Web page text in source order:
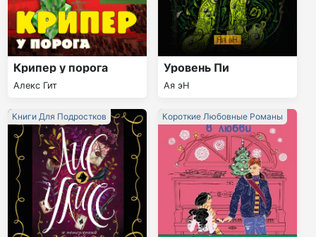
Крипер у порога
Алекс Гит
Уровень Пи
Ая эН
Книги Для Подростков Короткие Любовные Романы